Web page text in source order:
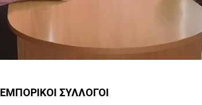
ΕΜΠΟΡΙΚΟΊ ΣΎΛΛΟΓΟΙ